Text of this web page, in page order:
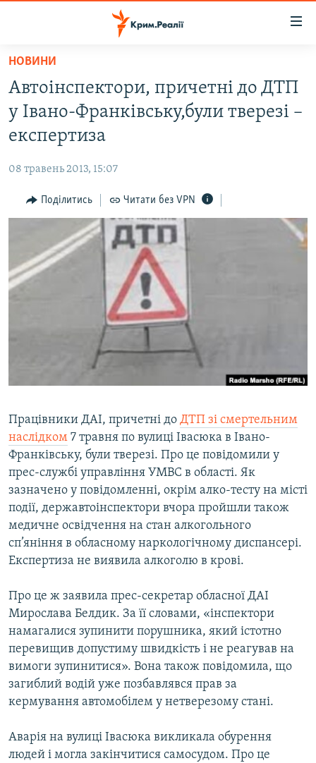
Перейти
основного
матеріалу
Перейти
до
основної
навігації
Перейти
до
ВОДА.КРИМ
ВІДЕО ТА ФОТО
БЛОГИ
ПОГЛЯД
ВСЕ ЗА ДЕНЬ
СПЕЦПРОЕКТИ
ВІДЕОУРОКИ «ELIFBE»
СВІДЧЕННЯ ОКУПАЦІЇ
ЯК ОБІЙТИ БЛОКУВАННЯ
Усі сайти RFE/RL
НОВИНИ
Автоінспектори, причетні до ДТП
у Івано-Франківську,були тверезі –
експертиза
08 травень 2013, 15:07
Поділитись Читати без VPN
Працівники ДАІ, причетні до ДТП зі смертельним
наслідком 7 травня по вулиці Івасюка в Івано-
Франківську, були тверезі. Про це повідомили у
прес-службі управління УМВС в області. Як
зазначено у повідомленні, окрім алко-тесту на місті
події, державтоінспектори вчора пройшли також
медичне освідчення на стан алкогольного
сп’яніння в обласному наркологічному диспансері.
Експертиза не виявила алкоголю в крові.
Про це ж заявила прес-секретар обласної ДАІ
Мирослава Белдик. За її словами, «інспектори
намагалися зупинити порушника, який істотно
перевищив допустиму швидкість і не реагував на
вимоги зупинитися». Вона також повідомила, що
загиблий водій уже позбавлявся прав за
кермування автомобілем у нетверезому стані.
Аварія на вулиці Івасюка викликала обурення
людей і могла закінчитися самосудом. Про це